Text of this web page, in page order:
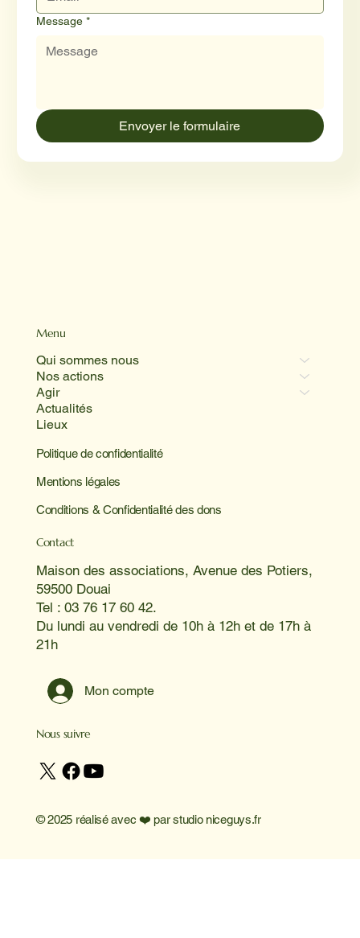
Menu
Qui sommes nous
Nos actions
Agir
Actualités
Lieux
Politique de confidentialité
Mentions légales
Conditions & Confidentialité des dons
Contact
Maison des associations, Avenue des Potiers,
59500 Douai
Tel : 03 76 17 60 42.
Du lundi au vendredi de 10h à 12h et de 17h à
21h
Mon compte
Nous suivre
© 2025 réalisé avec ❤️ parstudio niceguys.fr
Message *
Envoyer le formulaire